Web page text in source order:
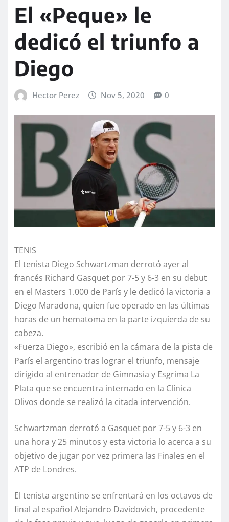
El «Peque» le
dedicó el triunfo a
Diego
Hector Perez Nov 5, 2020 0
TENIS
El tenista Diego Schwartzman derrotó ayer al
francés Richard Gasquet por 7-5 y 6-3 en su debut
en el Masters 1.000 de París y le dedicó la victoria a
Diego Maradona, quien fue operado en las últimas
horas de un hematoma en la parte izquierda de su
cabeza.
«Fuerza Diego», escribió en la cámara de la pista de
París el argentino tras lograr el triunfo, mensaje
dirigido al entrenador de Gimnasia y Esgrima La
Plata que se encuentra internado en la Clínica
Olivos donde se realizó la citada intervención.
Schwartzman derrotó a Gasquet por 7-5 y 6-3 en
una hora y 25 minutos y esta victoria lo acerca a su
objetivo de jugar por vez primera las Finales en el
ATP de Londres.
El tenista argentino se enfrentará en los octavos de
final al español Alejandro Davidovich, procedente